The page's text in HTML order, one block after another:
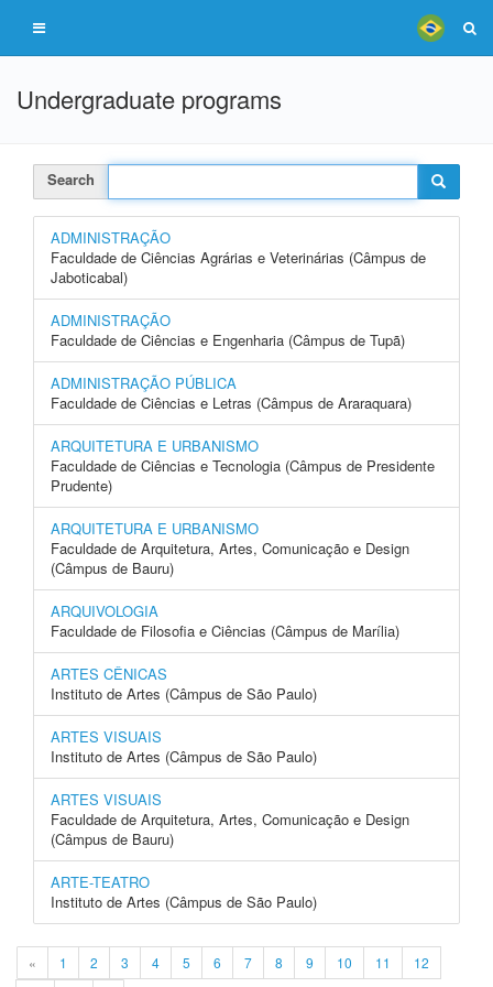
Undergraduate programs
Search
ADMINISTRAÇÃO
Faculdade de Ciências Agrárias e Veterinárias (Câmpus de
Jaboticabal)
ADMINISTRAÇÃO
Faculdade de Ciências e Engenharia (Câmpus de Tupã)
ADMINISTRAÇÃO PÚBLICA
Faculdade de Ciências e Letras (Câmpus de Araraquara)
ARQUITETURA E URBANISMO
Faculdade de Ciências e Tecnologia (Câmpus de Presidente
Prudente)
ARQUITETURA E URBANISMO
Faculdade de Arquitetura, Artes, Comunicação e Design
(Câmpus de Bauru)
ARQUIVOLOGIA
Faculdade de Filosofia e Ciências (Câmpus de Marília)
ARTES CÊNICAS
Instituto de Artes (Câmpus de São Paulo)
ARTES VISUAIS
Instituto de Artes (Câmpus de São Paulo)
ARTES VISUAIS
Faculdade de Arquitetura, Artes, Comunicação e Design
(Câmpus de Bauru)
ARTE-TEATRO
Instituto de Artes (Câmpus de São Paulo)
« 1 2 3 4 5 6 7 8 9 10 11
12